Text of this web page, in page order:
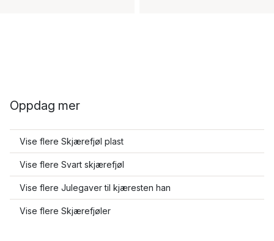
Oppdag mer
Vise flere Skjærefjøl plast
Vise flere Svart skjærefjøl
Vise flere Julegaver til kjæresten han
Vise flere Skjærefjøler